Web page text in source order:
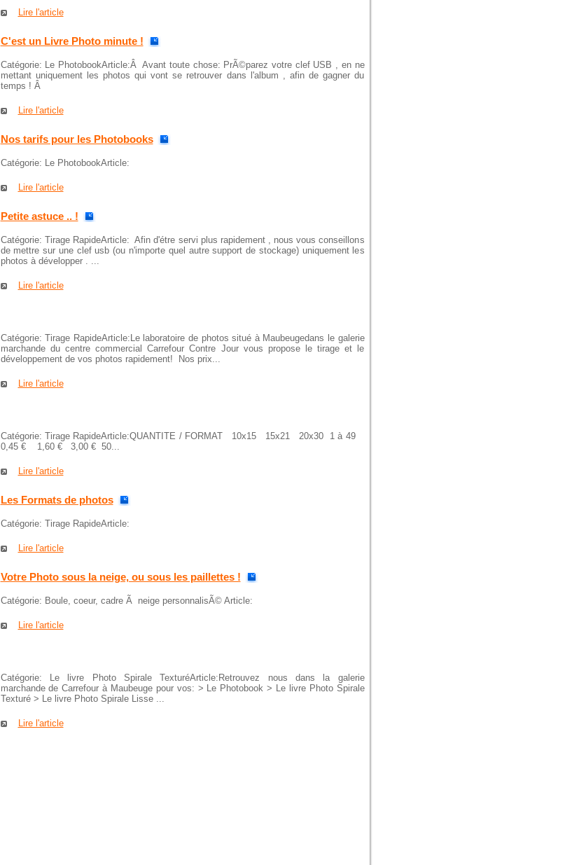
Lire l'article
C'est un Livre Photo minute !
Catégorie: Le PhotobookArticle:Â Avant toute chose: PrÃ©parez votre clef USB , en ne
mettant uniquement les photos qui vont se retrouver dans l'album , afin de gagner du
temps ! Â
Lire l'article
Nos tarifs pour les Photobooks
Catégorie: Le PhotobookArticle:
Lire l'article
Petite astuce .. !
Catégorie: Tirage RapideArticle: Afin d'étre servi plus rapidement , nous vous conseillons
de mettre sur une clef usb (ou n'importe quel autre support de stockage) uniquement les
photos à développer . ...
Lire l'article
Catégorie: Tirage RapideArticle:Le laboratoire de photos situé à Maubeugedans le galerie
marchande du centre commercial Carrefour Contre Jour vous propose le tirage et le
développement de vos photos rapidement! Nos prix...
Lire l'article
Catégorie: Tirage RapideArticle:QUANTITE / FORMAT 10x15 15x21 20x30 1 à 49
0,45 € 1,60 € 3,00 € 50...
Lire l'article
Les Formats de photos
Catégorie: Tirage RapideArticle:
Lire l'article
Votre Photo sous la neige, ou sous les paillettes !
Catégorie: Boule, coeur, cadre Ã neige personnalisÃ© Article:
Lire l'article
Catégorie: Le livre Photo Spirale TexturéArticle:Retrouvez nous dans la galerie
marchande de Carrefour à Maubeuge pour vos: > Le Photobook > Le livre Photo Spirale
Texturé > Le livre Photo Spirale Lisse ...
Lire l'article